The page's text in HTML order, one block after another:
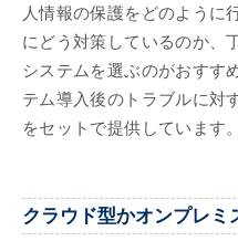
人情報の保護をどのように
にどう対策しているのか、
システムを選ぶのがおすす
テム導入後のトラブルに対
をセットで提供しています。
クラウド型かオンプレミ